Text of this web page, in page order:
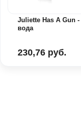
Juliette Has A Gun
вода
230,76 руб.